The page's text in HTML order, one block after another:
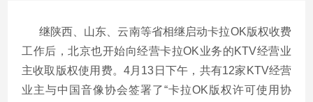
继陕西、山东、云南等省相继启动卡拉OK版权收费
工作后，北京也开始向经营卡拉OK业务的KTV经营业
主收取版权使用费。4月13日下午，共有12家KTV经营
业主与中国音像协会签署了“卡拉OK版权许可使用协